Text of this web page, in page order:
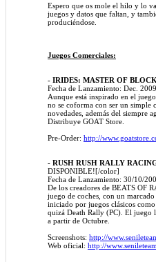
Espero que os mole el hilo y lo
juegos y datos que faltan, y
produciéndose.
Juegos Comerciales:
- IRIDES: MASTER OF
Fecha de Lanzamiento: Dec. 2009
Aunque está inspirado en el
no se coforma con ser un simple
novedades, además del siempre
Distribuye GOAT Store.
Pre-Order: http://
- RUSH RUSH RALLY
DISPONIBLE![/color]
Fecha de Lanzamiento: 30/10/
De los creadores de BEATS OF
juego de coches, con un
iniciado por juegos clásicos
quizá Death Rally (PC). El juego
a partir de Octubre.
Screenshots: http://
Web oficial: http://